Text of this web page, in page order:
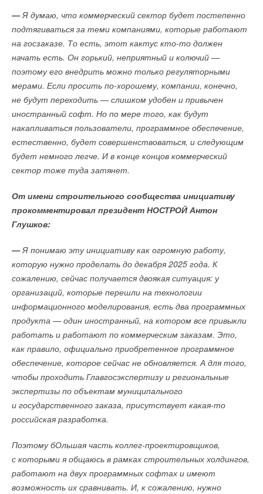
— Я думаю, что коммерческий сектор будет постепенно
подтягиваться за теми компаниями, которые работают
на госзаказе. То есть, этот кактус кто-то должен
начать есть. Он горький, неприятный и колючий —
поэтому его внедрить можно только регуляторными
мерами. Если просить по-хорошему, компании, конечно,
не будут переходить — слишком удобен и привычен
иностранный софт. Но по мере того, как будут
накапливаться пользователи, программное обеспечение,
естественно, будет совершенствоваться, и следующим
будет немного легче. И в конце концов коммерческий
сектор тоже туда затянет.
От имени строительного сообщества инициативу
прокомментировал президент НОСТРОЙ Антон
Глушков:
— Я понимаю эту инициативу как огромную работу,
которую нужно проделать до декабря 2025 года. К
сожалению, сейчас получается двоякая ситуация: у
организаций, которые перешли на технологии
информационного моделирования, есть два программных
продукта — один иностранный, на котором все привыкли
работать и работают по коммерческим заказам. Это,
как правило, официально приобретенное программное
обеспечение, которое сейчас не обновляется. А для того,
чтобы проходить Главгосэкспертизу и региональные
экспертизы по объектам муниципального
и государственного заказа, присутствует какая-то
российская разработка.
Поэтому бОльшая часть коллег-проектировщиков,
с которыми я общаюсь в рамках строительных холдингов,
работают на двух программных софтах и имеют
возможность их сравнивать. И, к сожалению, нужно
→
Гибридная энергосистема поможет Кубе сократить
выбросы на две трети
НОВОСТИ СОК 6 ИЮЛЯ 2026
→
Доля ВИЭ в потреблении электроэнергии в ФРГ достигла
58% в первой половине 2026
НОВОСТИ СОК 3 ИЮЛЯ 2026
→
В России вступил в силу «зеленый» стандарт для
многоквартирных домов
НОВОСТИ СОК 2 ИЮЛЯ 2026
Уведомления отключены
В этой теме еще нет комментариев
Добавить комментарий
Ваш E-mail *
Текст комментария